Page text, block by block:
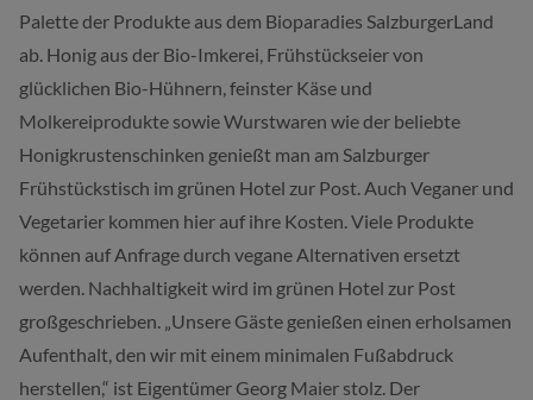
Palette der Produkte aus dem Bioparadies SalzburgerLand
ab. Honig aus der Bio-Imkerei, Frühstückseier von
glücklichen Bio-Hühnern, feinster Käse und
Molkereiprodukte sowie Wurstwaren wie der beliebte
Honigkrustenschinken genießt man am Salzburger
Frühstückstisch im grünen Hotel zur Post. Auch Veganer und
Vegetarier kommen hier auf ihre Kosten. Viele Produkte
können auf Anfrage durch vegane Alternativen ersetzt
werden. Nachhaltigkeit wird im grünen Hotel zur Post
großgeschrieben. „Unsere Gäste genießen einen erholsamen
Aufenthalt, den wir mit einem minimalen Fußabdruck
herstellen,“ ist Eigentümer Georg Maier stolz. Der